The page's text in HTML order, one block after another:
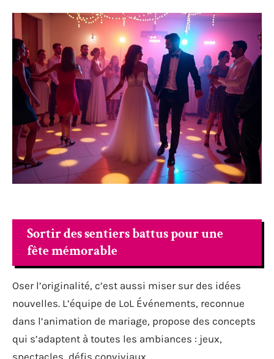
Sortir des sentiers battus pour une
fête mémorable
Oser l’originalité, c’est aussi miser sur des idées
nouvelles. L’équipe de LoL Événements, reconnue
dans l’animation de mariage, propose des concepts
qui s’adaptent à toutes les ambiances : jeux,